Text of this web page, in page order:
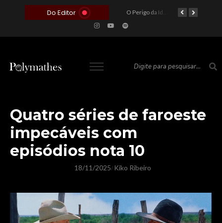
Do Editor
O Voto como Moeda: Clientelismo e o Analfabetismo Funcional Político no Brasil O Perigo da Ideologia Desenfreada na Justiça: Quando a Pauta Política Substitui a Pena Criminal
Quatro séries de faroeste
impecáveis com
episódios nota 10
18/11/2025/ Kiko Ribeiro